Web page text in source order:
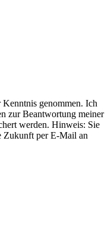
Kenntnis genommen. Ich
zur Beantwortung meiner
werden. Hinweis: Sie
Zukunft per E-Mail an